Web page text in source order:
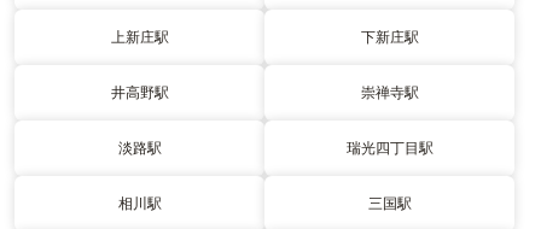
上新庄駅 下新庄駅
井高野駅 崇禅寺駅
淡路駅 瑞光四丁目駅
相川駅 三国駅